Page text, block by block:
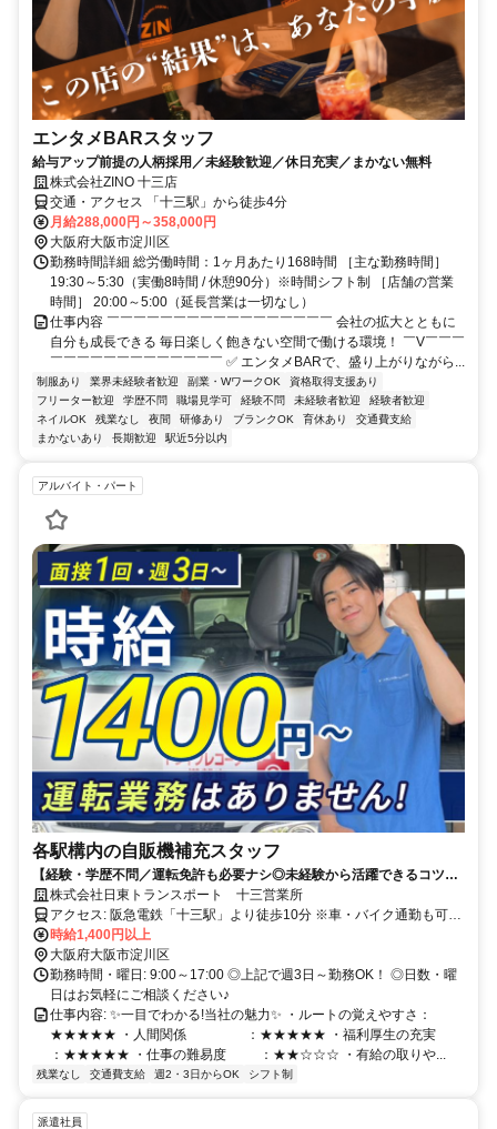
エンタメBARスタッフ
給与アップ前提の人柄採用／未経験歓迎／休日充実／まかない無料
株式会社ZINO 十三店
交通・アクセス 「十三駅」から徒歩4分
月給288,000円～358,000円
大阪府大阪市淀川区
勤務時間詳細 総労働時間：1ヶ月あたり168時間 ［主な勤務時間］
19:30～5:30（実働8時間 / 休憩90分）※時間シフト制 ［店舗の営業
時間］ 20:00～5:00（延長営業は一切なし）
仕事内容 ￣￣￣￣￣￣￣￣￣￣￣￣￣￣￣￣￣ 会社の拡大とともに
自分も成長できる 毎日楽しく飽きない空間で働ける環境！ ￣V￣￣￣
￣￣￣￣￣￣￣￣￣￣￣￣￣ ✅ エンタメBARで、盛り上がりながら...
制服あり 業界未経験者歓迎 副業・WワークOK
資格取得支援あり
フリーター歓迎
学歴不問 職場見学可 経験不問 未経験者歓迎
経験者歓迎
ネイルOK
残業なし 夜間 研修あり ブランクOK 育休あり
交通費支給
まかないあり
長期歓迎 駅近5分以内
アルバイト・パート
各駅構内の自販機補充スタッフ
【経験・学歴不問／運転免許も必要ナシ◎未経験から活躍できるコツコ
ツ自販機補充♪】お仕事は安心のペア行動/高時給1,400円～/週3日～OK
株式会社日東トランスポート 十三営業所
アクセス: 阪急電鉄「十三駅」より徒歩10分 ※車・バイク通勤も可能
ですが、 基本は公共交通機関での通勤を推奨しています。 ※勤務地
へは基本現地集合・現地解散となります。
時給1,400円以上
大阪府大阪市淀川区
勤務時間・曜日: 9:00～17:00 ◎上記で週3日～勤務OK！ ◎日数・曜
日はお気軽にご相談ください♪
仕事内容: ✨一目でわかる!当社の魅力✨ ・ルートの覚えやすさ：
★★★★★ ・人間関係 ：★★★★★ ・福利厚生の充実
：★★★★★ ・仕事の難易度 ：★★☆☆☆ ・有給の取りや...
残業なし 交通費支給 週2・3日からOK シフト制
派遣社員